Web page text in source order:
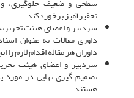
سطحی و ضعیف جلوگیری،
تحقیرآمیز برخوردکند.
سردبیر و اعضای هیئت
داوری مقالات به عنوان
داوران هر مقاله اقدام لازم را
سردبیر و اعضای هیئت
تصمیم گیری نهایی در
هستند.